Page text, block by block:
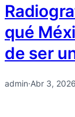
qué
de ser
admin·Abr 3, 2026